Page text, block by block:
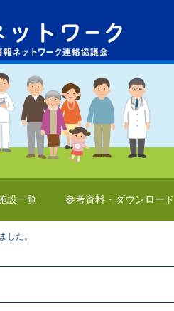
設一覧 参考資料・ダウンロード
した。